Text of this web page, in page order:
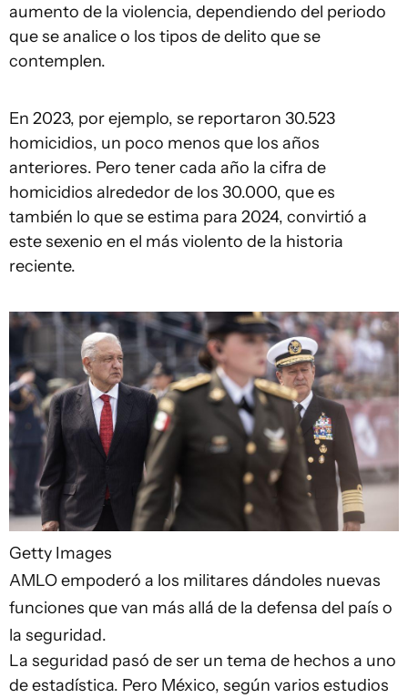
aumento de la violencia, dependiendo del periodo
que se analice o los tipos de delito que se
contemplen.
En 2023, por ejemplo, se reportaron 30.523
homicidios, un poco menos que los años
anteriores. Pero tener cada año la cifra de
homicidios alrededor de los 30.000, que es
también lo que se estima para 2024, convirtió a
este sexenio en el más violento de la historia
reciente.
Getty Images
AMLO empoderó a los militares dándoles nuevas
funciones que van más allá de la defensa del país o
la seguridad.
La seguridad pasó de ser un tema de hechos a uno
de estadística. Pero México, según varios estudios